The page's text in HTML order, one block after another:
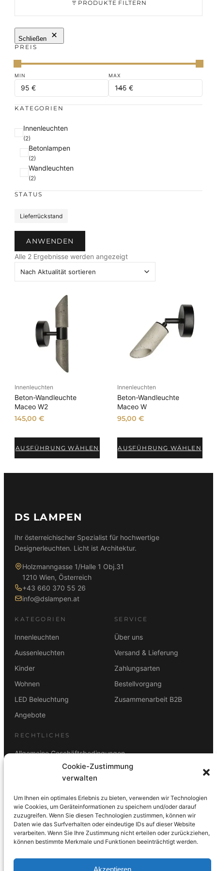
Cookie-Zustimmung
verwalten
Um Ihnen ein optimales Erlebnis zu bieten, verwenden wir Technologien
wie Cookies, um Geräteinformationen zu speichern und/oder darauf
zuzugreifen. Wenn Sie diesen Technologien zustimmen, können wir
Daten wie das Surfverhalten oder eindeutige IDs auf dieser Website
verarbeiten. Wenn Sie Ihre Zustimmung nicht erteilen oder zurückziehen,
können bestimmte Merkmale und Funktionen beeinträchtigt werden.
Akzeptieren
PRODUKTE FILTERN
Schließen
PREIS
KATEGORIEN
K
a
r
Innenleuchten
(2)
Betonlampen
(2)
Wandleuchten
(2)
STATUS
u
Lieferrückstand
ANWENDEN
Alle 2 Ergebnisse werden angezeigtN
ä
t
s
o
t
i
e
Innenleuchten
Beton-Wandleuchte
Maceo W2
145,00€
AUSFÜHRUNG WÄHLEN
Innenleuchten
Beton-Wandleuchte
Maceo W
95,00 €
AUSFÜHRUNG WÄHLEN
DS LAMPEN
Ihr österreichischer Spezialist für hochwertige
Designerleuchten. Licht ist Architektur.
Holzmanngasse 1/Halle 1 Obj.31
1210 Wien, Österreich
+43 660 370 55 26
info@dslampen.at
KATEGORIEN
Innenleuchten
Aussenleuchten
Kinder
Wohnen
LED Beleuchtung
Angebote
SERVICE
Über uns
Versand & Lieferung
Zahlungsarten
Bestellvorgang
Zusammenarbeit B2B
RECHTLICHES
Allgemeine Geschäftsbedingungen
Rücktrittsbelehrung
ZAHLUNGSARTEN
Vorkasse Visa Mastercard Link PayPal
G-Pay